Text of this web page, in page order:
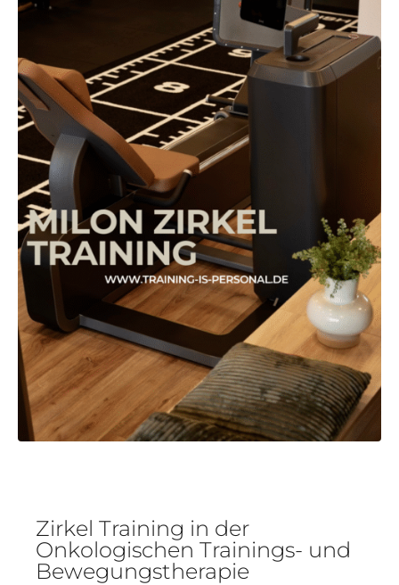
Zirkel Training in der
Onkologischen Trainings- und
Bewegungstherapie